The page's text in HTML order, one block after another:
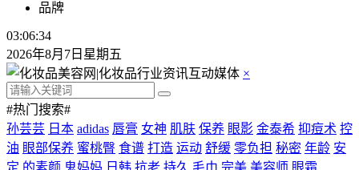
品牌
03:06:34
2026年8月7日星期五
×
#热门搜索#
孙芸芸 日本 adidas 唇膏 女神 肌肤 保养 眼影 金泰希 抑痘术 控
油 眼部保养 蜜桃臀 食谱 打造 运动 舒缓 零负担 秘密 年龄 安